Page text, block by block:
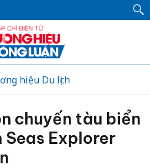
hiệu Du lịch
chuyến tàu biển
Seas Explorer